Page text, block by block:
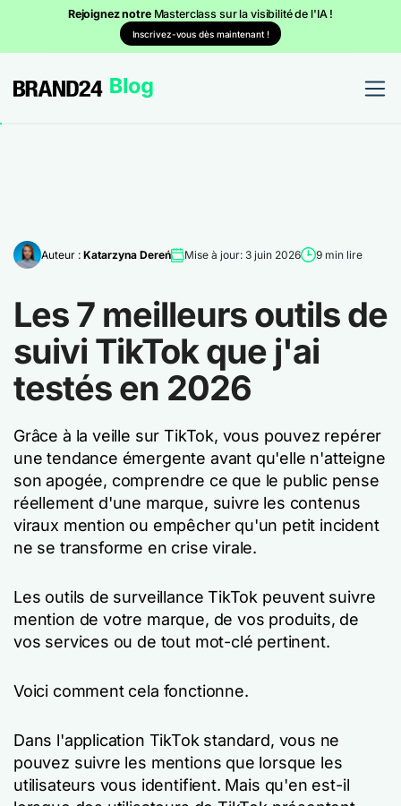
Rejoignez notre Masterclass sur la visibilité de l'IA !
Inscrivez-vous dès maintenant !
Auteur : Katarzyna Dereń Mise à jour: 3 juin 2026 9 min lire
Les 7 meilleurs outils de
suivi TikTok que j'ai
testés en 2026
Grâce à la veille sur TikTok, vous pouvez repérer
une tendance émergente avant qu'elle n'atteigne
son apogée, comprendre ce que le public pense
réellement d'une marque, suivre les contenus
viraux mention ou empêcher qu'un petit incident
ne se transforme en crise virale.
Les outils de surveillance TikTok peuvent suivre
mention de votre marque, de vos produits, de
vos services ou de tout mot-clé pertinent.
Voici comment cela fonctionne.
Dans l'application TikTok standard, vous ne
pouvez suivre les mentions que lorsque les
utilisateurs vous identifient. Mais qu'en est-il